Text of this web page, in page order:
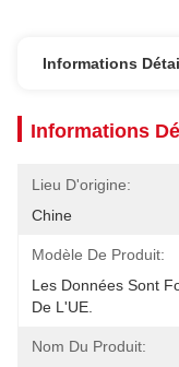
Informations
Informations
Lieu D'origine:
Chine
Modèle De Produit:
Les Données Sont
De L'UE.
Nom Du Produit: